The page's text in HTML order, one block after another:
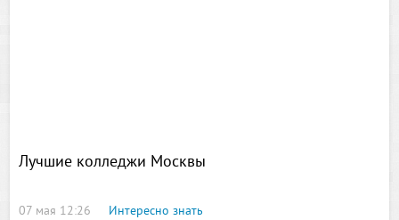
Лучшие колледжи Москвы
07 мая 12:26
Интересно знать